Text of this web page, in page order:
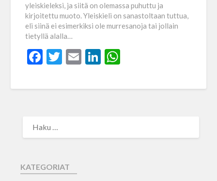
yleiskieleksi, ja siitä on olemassa puhuttu ja
kirjoitettu muoto. Yleiskieli on sanastoltaan tuttua,
eli siinä ei esimerkiksi ole murresanoja tai jollain
tietyllä alalla…
Facebook
Twitter
EmailLinkedIn
KATEGORIAT